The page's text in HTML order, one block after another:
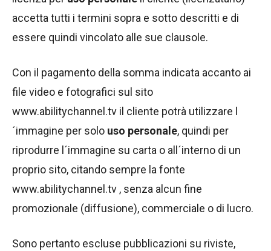
accetta tutti i termini sopra e sotto descritti e di
essere quindi vincolato alle sue clausole.
Con il pagamento della somma indicata accanto ai
file video e fotografici sul sito
www.abilitychannel.tv il cliente potrà utilizzare l
´immagine per solo uso personale, quindi per
riprodurre l´immagine su carta o all´interno di un
proprio sito, citando sempre la fonte
www.abilitychannel.tv , senza alcun fine
promozionale (diffusione), commerciale o di lucro.
Sono pertanto escluse pubblicazioni su riviste,